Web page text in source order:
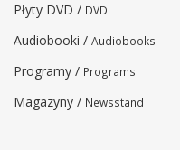
Płyty DVD / DVD
Audiobooki / Audiobooks
Programy / Programs
Magazyny / Newsstand